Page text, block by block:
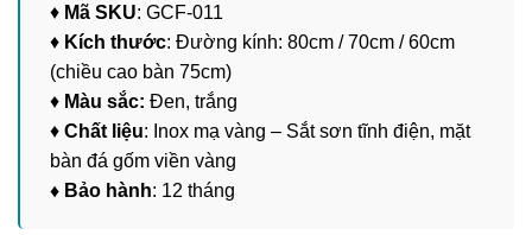
3,680,000 ₫
♦ Mã SKU: GCF-011
♦ Kích thước: Đường kính: 80cm / 70cm / 60cm
(chiều cao bàn 75cm)
♦ Màu sắc: Đen, trắng
♦ Chất liệu: Inox mạ vàng – Sắt sơn tĩnh điện, mặt
bàn đá gốm viền vàng
♦ Bảo hành: 12 tháng